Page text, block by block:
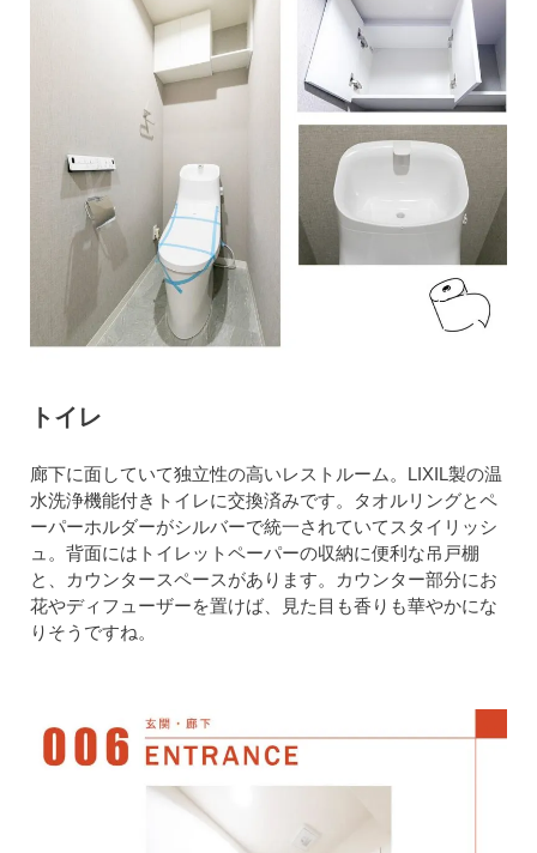
トイレ
廊下に面していて独立性の高いレストルーム。LIXIL製の温
水洗浄機能付きトイレに交換済みです。タオルリングとペ
ーパーホルダーがシルバーで統一されていてスタイリッシ
ュ。背面にはトイレットペーパーの収納に便利な吊戸棚
と、カウンタースペースがあります。カウンター部分にお
花やディフューザーを置けば、見た目も香りも華やかにな
りそうですね。